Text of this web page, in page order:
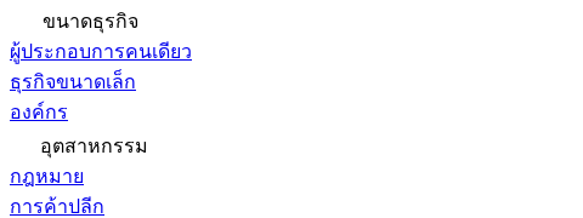
ขนาดธุรกิจ
ผู้ประกอบการคนเดียว
ธุรกิจขนาดเล็ก
องค์กร
อุตสาหกรรม
กฎหมาย
การค้าปลีก